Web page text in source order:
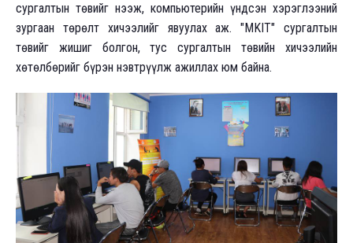
сургалтын төвийг нээж, компьютерийн үндсэн хэрэглээний
зургаан төрөлт хичээлийг явуулах аж. "MKIT" сургалтын
төвийг жишиг болгон, тус сургалтын төвийн хичээлийн
хөтөлбөрийг бүрэн нэвтрүүлж ажиллах юм байна.